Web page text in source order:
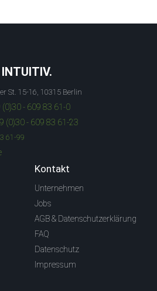
St. 15-16, 10315 Berlin
(0)30 - 609 83 61-0
(0)30 - 609 83 61-23
61-99
Kontakt
Unternehmen
Jobs
AGB & Datenschutzerklärung
FAQ
Datenschutz
Impressum